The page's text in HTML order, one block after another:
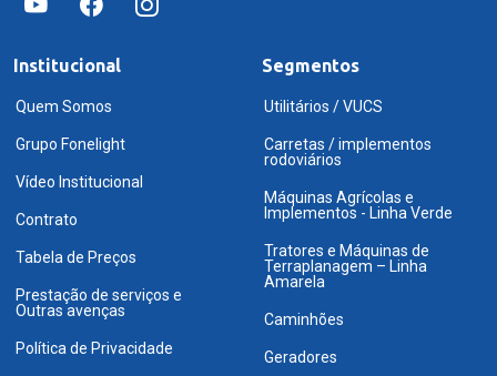
Institucional
Quem Somos
Grupo Fonelight
Vídeo Institucional
Contrato
Tabela de Preços
Prestação de serviços e
Outras avenças
Política de Privacidade
Segmentos
Utilitários / VUCS
Carretas / implementos
rodoviários
Máquinas Agrícolas e
Implementos - Linha Verde
Tratores e Máquinas de
Terraplanagem – Linha
Amarela
Caminhões
Geradores